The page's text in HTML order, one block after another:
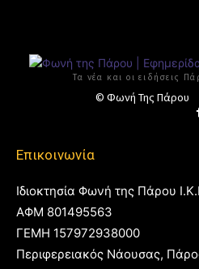
Τα νέα και οι ειδήσεις
© Φωνή Της Πάρου
Επικοινωνία
Ιδιοκτησία Φωνή της Πάρου
ΑΦΜ 801495563
ΓΕΜΗ 157972938000
Περιφερειακός Νάουσας,